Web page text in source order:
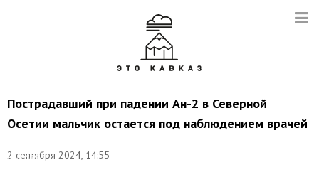
Пострадавший при падении Ан-2 в Северной
Осетии мальчик остается под наблюдением врачей
2 сентября 2024, 14:55
Валентин